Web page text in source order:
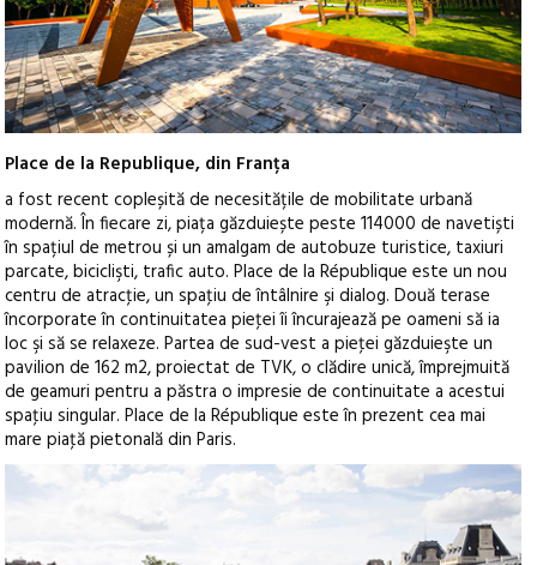
Place de la Republique, din Franța
a fost recent copleșită de necesitățile de mobilitate urbană
modernă. În fiecare zi, piața găzduiește peste 114000 de navetiști
în spațiul de metrou și un amalgam de autobuze turistice, taxiuri
parcate, biciclişti, trafic auto. Place de la République este un nou
centru de atracţie, un spaţiu de întâlnire şi dialog. Două terase
încorporate în continuitatea pieţei îi încurajează pe oameni să ia
loc şi să se relaxeze. Partea de sud-vest a pieţei găzduieşte un
pavilion de 162 m2, proiectat de TVK, o clădire unică, împrejmuită
de geamuri pentru a păstra o impresie de continuitate a acestui
spaţiu singular. Place de la République este în prezent cea mai
mare piaţă pietonală din Paris.